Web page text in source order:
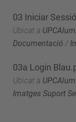
03 Iniciar
Ubicat a
Documentació /
03a Login
Ubicat a
Imatges Suport